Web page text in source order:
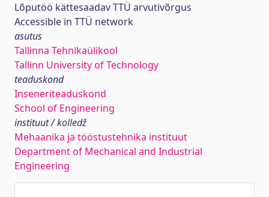
Lõputöö kättesaadav TTÜ arvutivõrgus
Accessible in TTÜ network
asutus
Tallinna Tehnikaülikool
Tallinn University of Technology
teaduskond
Inseneriteaduskond
School of Engineering
instituut / kolledž
Mehaanika ja tööstustehnika instituut
Department of Mechanical and Industrial
Engineering